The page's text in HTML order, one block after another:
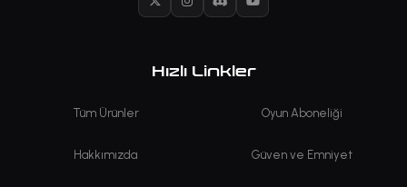
X InstagramDiscordYouTube
Hızlı Linkler
Tüm Ürünler Oyun Aboneliği
Hakkımızda Güven ve Emniyet